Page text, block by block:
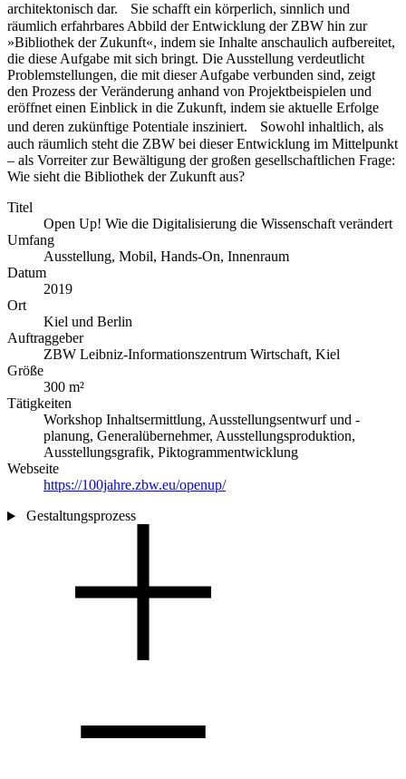
architektonisch dar. Sie schafft ein körperlich, sinnlich und
räumlich erfahrbares Abbild der Entwicklung der ZBW hin zur
»Bibliothek der Zukunft«, indem sie Inhalte anschaulich aufbereitet,
die diese Aufgabe mit sich bringt. Die Ausstellung verdeutlicht
Problemstellungen, die mit dieser Aufgabe verbunden sind, zeigt
den Prozess der Veränderung anhand von Projektbeispielen und
eröffnet einen Einblick in die Zukunft, indem sie aktuelle Erfolge
und deren zukünftige Potentiale insziniert. Sowohl inhaltlich, als
auch räumlich steht die ZBW bei dieser Entwicklung im Mittelpunkt
– als Vorreiter zur Bewältigung der großen gesellschaftlichen Frage:
Wie sieht die Bibliothek der Zukunft aus?
Titel
Open Up! Wie die Digitalisierung die Wissenschaft verändert
Umfang
Ausstellung, Mobil, Hands-On, Innenraum
Datum
2019
Ort
Kiel und Berlin
Auftraggeber
ZBW Leibniz-Informationszentrum Wirtschaft, Kiel
Größe
300 m²
Tätigkeiten
Workshop Inhaltsermittlung, Ausstellungsentwurf und -
planung, Generalübernehmer, Ausstellungsproduktion,
Ausstellungsgrafik, Piktogrammentwicklung
Webseite
https://100jahre.zbw.eu/openup/
Gestaltungsprozess